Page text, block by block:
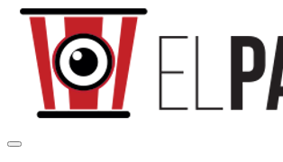
Saltar
contenido
Tu espacio de la industria de cine española y